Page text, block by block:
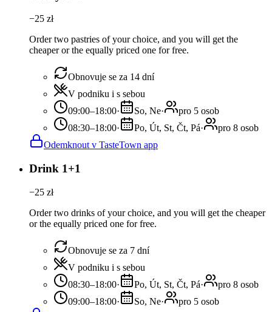
−25 zł
Order two pastries of your choice, and you will get the
cheaper or the equally priced one for free.
Obnovuje se za 14 dní
V podniku i s sebou
09:00–18:00· So, Ne·
pro 5 osob
08:30–18:00· Po, Út, St, Čt, Pá·
pro 8 osob
Odemknout v TasteTown app
Drink 1+1
−25 zł
Order two drinks of your choice, and you will get the cheaper
or the equally priced one for free.
Obnovuje se za 7 dní
V podniku i s sebou
08:30–18:00· Po, Út, St, Čt, Pá·
pro 8 osob
09:00–18:00· So, Ne·
pro 5 osob